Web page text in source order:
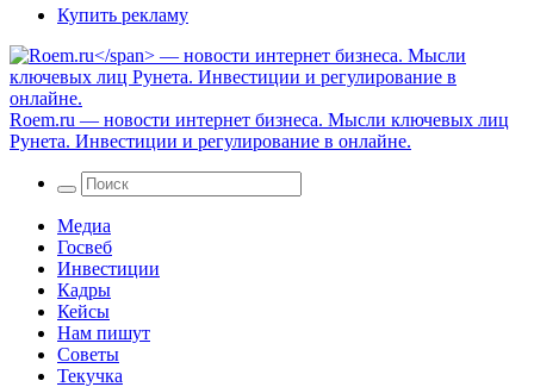
Купить рекламу
Roem.ru — новости интернет бизнеса. Мысли ключевых лиц
Рунета. Инвестиции и регулирование в онлайне.
Медиа
Госвеб
Инвестиции
Кадры
Кейсы
Нам пишут
Советы
Текучка